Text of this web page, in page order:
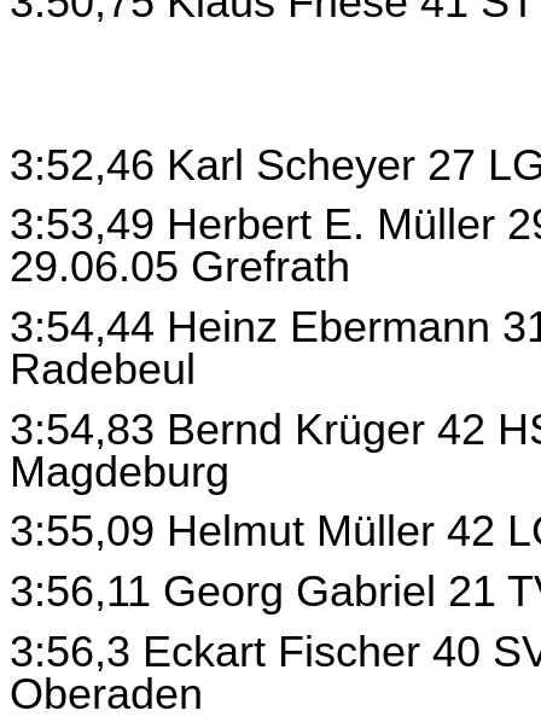
3:52,46 Karl Scheyer 27
3:53,49 Herbert E. Müller
29.06.05 Grefrath
3:54,44 Heinz Ebermann
Radebeul
3:54,83 Bernd Krüger 42
Magdeburg
3:55,09 Helmut Müller 42
3:56,11 Georg Gabriel 21
3:56,3 Eckart Fischer 40
Oberaden